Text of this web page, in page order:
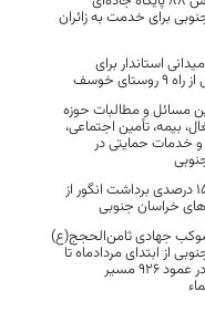
برای خدمت به زائران
استاندار برای
خوسف
مسائل و مطالبات حوزه
بیمه، تأمین اجتماعی،
و خدمات حمایتی در
زایش ۱۵ درصدی برداشت انگور از
خراسان جنوبی
جهادی ثامن‌الحجج(ع)
از ابتدای مردادماه تا
۱۳ مرداد در عمود ۹۲۶ مسیر